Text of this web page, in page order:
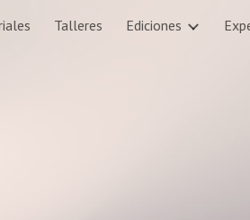
Skip to navigation
Talleres Ediciones